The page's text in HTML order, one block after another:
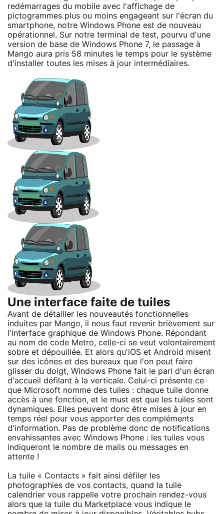
redémarrages du mobile avec l'affichage de
pictogrammes plus ou moins engageant sur l'écran du
smartphone, notre Windows Phone est de nouveau
opérationnel. Sur notre terminal de test, pourvu d'une
version de base de Windows Phone 7, le passage à
Mango aura pris 58 minutes le temps pour le système
d'installer toutes les mises à jour intermédiaires.
Une interface faite de tuiles
Avant de détailler les nouveautés fonctionnelles
induites par Mango, il nous faut revenir brièvement sur
l'interface graphique de Windows Phone. Répondant
au nom de code Metro, celle-ci se veut volontairement
sobre et dépouillée. Et alors qu'iOS et Android misent
sur des icônes et des bureaux que l'on peut faire
glisser du doigt, Windows Phone fait le pari d'un écran
d'accueil défilant à la verticale. Celui-ci présente ce
que Microsoft nomme des tuiles : chaque tuile donne
accès à une fonction, et le must est que les tuiles sont
dynamiques. Elles peuvent donc être mises à jour en
temps réel pour vous apporter des compléments
d'information. Pas de problème donc de notifications
envahissantes avec Windows Phone : les tuiles vous
indiqueront le nombre de mails ou messages en
attente !
La tuile « Contacts » fait ainsi défiler les
photographies de vos contacts, quand la tuile
calendrier vous rappelle votre prochain rendez-vous
alors que la tuile du Marketplace vous indique le